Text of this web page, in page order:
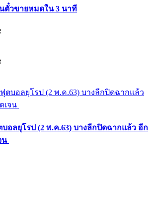
ตั๋วขายหมดใน 3 นาที
อลยุโรป (2 พ.ค.63) บางลีกปิดฉากแล้ว อีก
น